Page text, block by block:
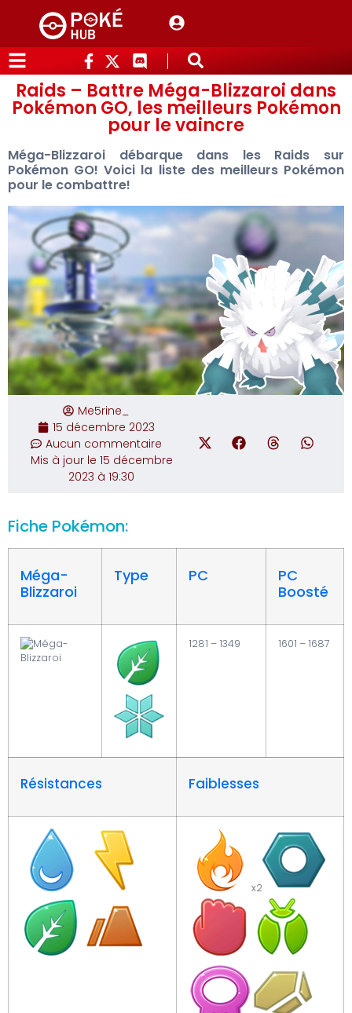
Raids – Battre Méga-Blizzaroi dans
Pokémon GO, les meilleurs Pokémon
pour le vaincre
Méga-Blizzaroi débarque dans les Raids sur
Pokémon GO! Voici la liste des meilleurs Pokémon
pour le combattre!
Me5rine_
15 décembre 2023
Aucun commentaire
Mis à jour le 15 décembre
2023 à 19:30
Fiche Pokémon:
Méga-
Blizzaroi
Type PC
PC
Boosté
1281 – 1349 1601 – 1687
Résistances Faiblesses
x2